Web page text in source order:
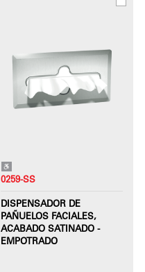
0259-SS
DISPENSADOR DE
PAÑUELOS FACIALES,
ACABADO SATINADO -
EMPOTRADO